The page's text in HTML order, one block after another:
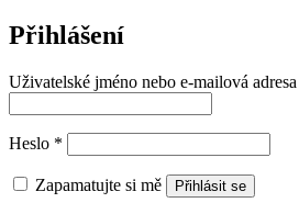
Přihlášení
Uživatelské jméno nebo e-mailová adresa
Heslo *
Zapamatujte si mě Přihlásit se